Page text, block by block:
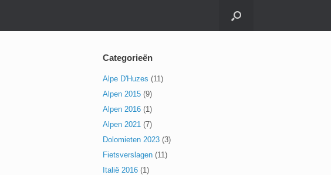
Categorieën
Alpe D'Huzes (11)
Alpen 2015 (9)
Alpen 2016 (1)
Alpen 2021 (7)
Dolomieten 2023 (3)
Fietsverslagen (11)
Italië 2016 (1)